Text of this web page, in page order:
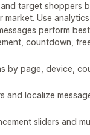
and target shoppers
market. Use
perform
countdown,
by page, device,
and localize
sliders and